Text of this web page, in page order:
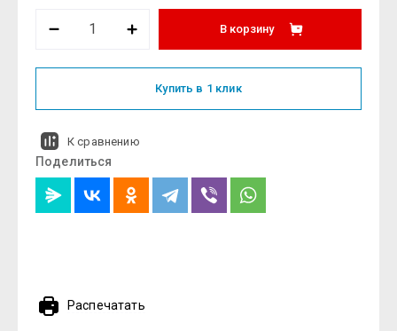
В корзину
Купить в 1 клик
К сравнению
Поделиться
Распечатать